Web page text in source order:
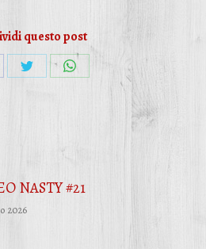
questo post
CondividiCondividi
NASTY #21
2026